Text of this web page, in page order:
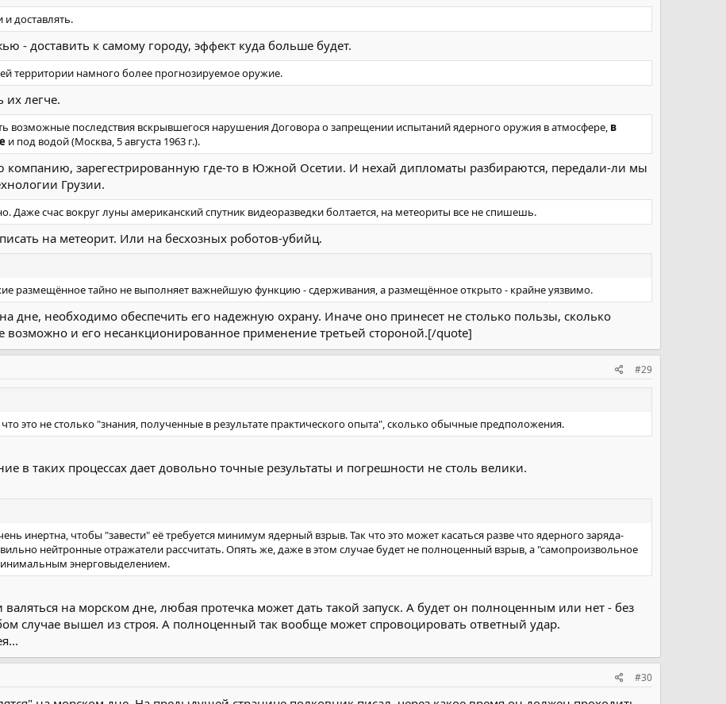
доставлять.
- доставить к самому городу, эффект куда больше будет.
территории намного более прогнозируемое оружие.
их легче.
возможные последствия вскрывшегося нарушения Договора о запрещении испытаний ядерного оружия в атмосфере, в
и под водой (Москва, 5 августа 1963 г.).
компанию, зарегестрированную где-то в Южной Осетии. И нехай дипломаты разбираются, передали-ли мы
Грузии.
Даже счас вокруг луны американский спутник видеоразведки болтается, на метеориты все не спишешь.
на метеорит. Или на бесхозных роботов-убийц.
размещённое тайно не выполняет важнейшую функцию - сдерживания, а размещённое открыто - крайне уязвимо.
дне, необходимо обеспечить его надежную охрану. Иначе оно принесет не столько пользы, сколько
возможно и его несанкционированное применение третьей стороной.[/quote]
#29
что это не столько "знания, полученные в результате практического опыта", сколько обычные предположения.
в таких процессах дает довольно точные результаты и погрешности не столь велики.
инертна, чтобы "завести" её требуется минимум ядерный взрыв. Так что это может касаться разве что ядерного заряда-
нейтронные отражатели рассчитать. Опять же, даже в этом случае будет не полноценный взрыв, а "самопроизвольное
энерговыделением.
валяться на морском дне, любая протечка может дать такой запуск. А будет он полноценным или нет - без
случае вышел из строя. А полноценный так вообще может спровоцировать ответный удар.
#30